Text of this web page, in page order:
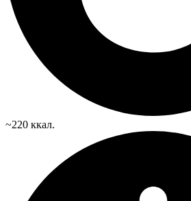
~220 ккал.